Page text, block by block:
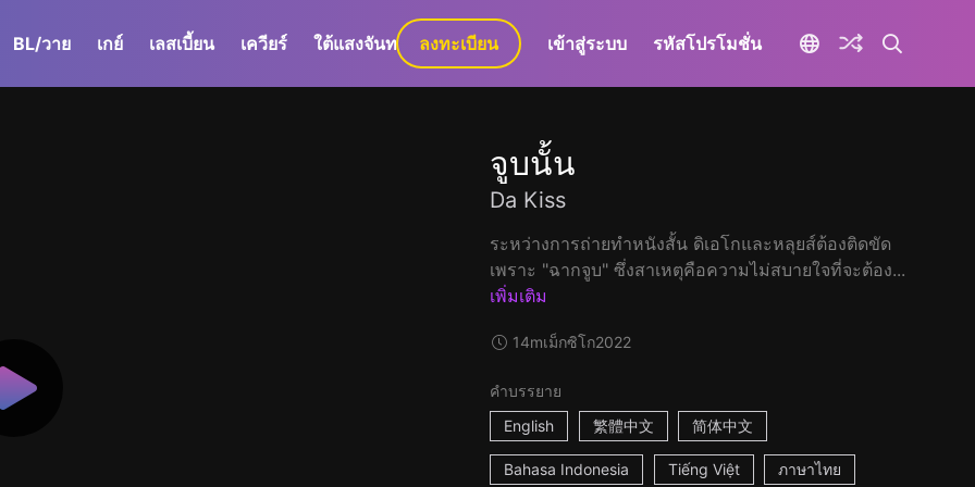
BL/วาย เกย์ เลสเบี้ยน เควียร์ ใต้แสงจันทร์ GaLa+
ลงทะเบียน เข้าสู่ระบบ รหัสโปรโมชั่น
จูบนั้น
Da Kiss
ระหว่างการถ่ายทำหนังสั้น ดิเอโกและหลุยส์ต้องติดขัด
เพราะ "ฉากจูบ" ซึ่งสาเหตุคือความไม่สบายใจที่จะต้อง...
เพิ่มเติม
14mเม็กซิโก2022
คำบรรยาย
English
繁體中文 简体中文
Bahasa Indonesia Tiếng Việt ภาษาไทย